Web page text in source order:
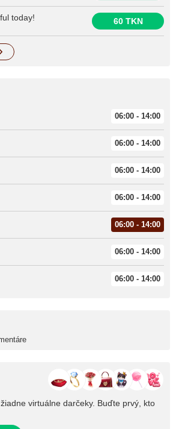
today! 60 TKN
06:00 - 14:00
06:00 - 14:00
06:00 - 14:00
06:00 - 14:00
06:00 - 14:00
06:00 - 14:00
06:00 - 14:00
virtuálne darčeky. Buďte prvý, kto